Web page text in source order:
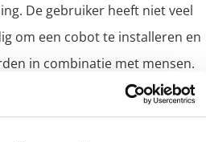
De gebruiker heeft niet veel
om een cobot te installeren en
in combinatie met mensen.
nog makkelijker en
auto-, voedsel- of medische